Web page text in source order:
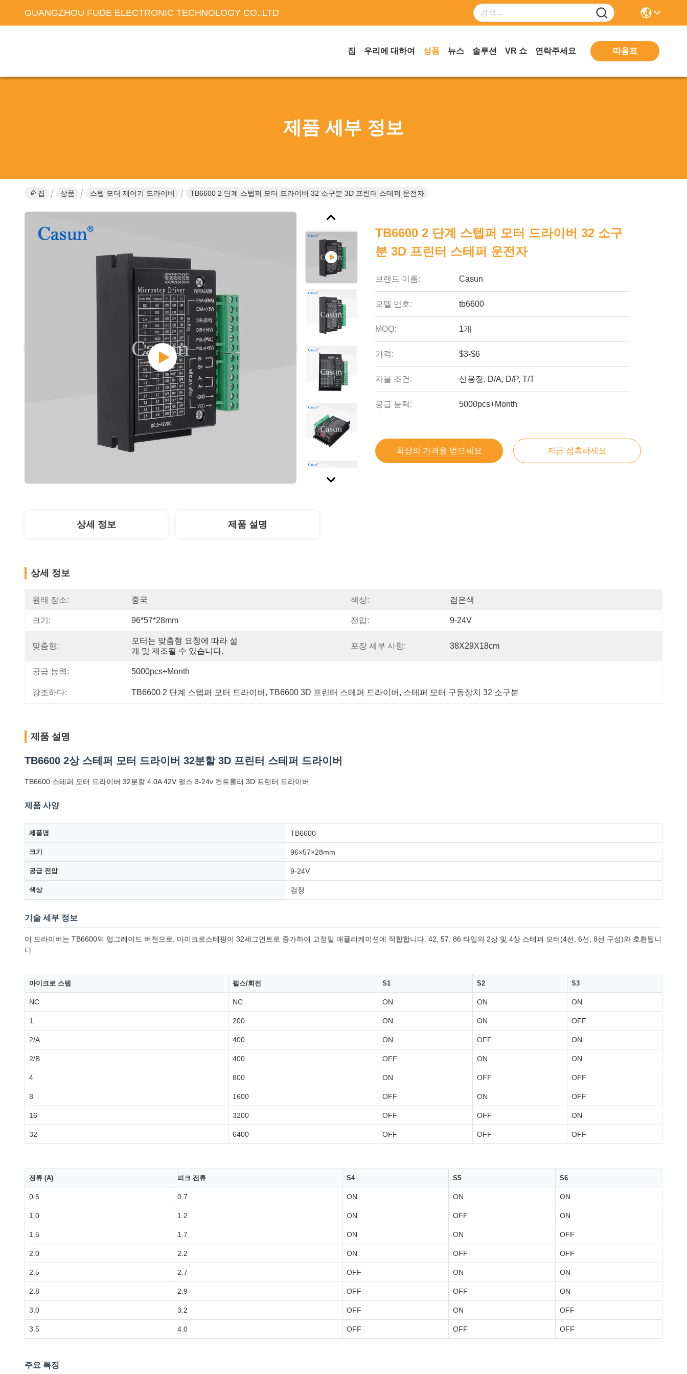
GUANGZHOU FUDE ELECTRONIC TECHNOLOGY CO.,LTD
집 우리에 대하여 상품 뉴스 솔루션 VR 쇼 연락주세요 따옴표
제품 세부 정보
집 상품 스텝 모터 제어기 드라이버 TB6600 2 단계 스텝퍼 모터 드라이버 32 소구분 3D 프린터 스테퍼 운전자
TB6600 2 단계 스텝퍼 모터 드라이버 32 소구
분 3D 프린터 스테퍼 운전자
브랜드 이름: Casun
모델 번호: tb6600
MOQ: 1개
가격: $3-$6
지불 조건: 신용장, D/A, D/P, T/T
공급 능력: 5000pcs+Month
최상의 가격을 얻으세요 지금 접촉하세요
상세 정보 제품 설명
상세 정보
원래 장소: 중국 색상: 검은색
크기: 96*57*28mm 전압: 9-24V
맞춤형:
모터는 맞춤형 요청에 따라 설
계 및 제조될 수 있습니다.
포장 세부 사항: 38X29X18cm
공급 능력: 5000pcs+Month
강조하다: TB6600 2 단계 스텝퍼 모터 드라이버 , TB6600 3D 프린터 스테퍼 드라이버 , 스테퍼 모터 구동장치 32 소구분
제품 설명
TB6600 2상 스테퍼 모터 드라이버 32분할 3D 프린터 스테퍼 드라이버
TB6600 스테퍼 모터 드라이버 32분할 4.0A 42V 펄스 3-24v 컨트롤러 3D 프린터 드라이버
제품 사양
제품명 TB6600
크기 96×57×28mm
공급 전압 9-24V
색상 검정
기술 세부 정보
이 드라이버는 TB6600의 업그레이드 버전으로, 마이크로스테핑이 32세그먼트로 증가하여 고정밀 애플리케이션에 적합합니다. 42, 57, 86 타입의 2상 및 4상 스테퍼 모터(4선, 6선, 8선 구성)와 호환됩니
다.
마이크로 스텝 펄스/회전 S1 S2 S3
NC NC ON ON ON
1 200 ON ON OFF
2/A 400 ON OFF ON
2/B 400 OFF ON ON
4 800 ON OFF OFF
8 1600 OFF ON OFF
16 3200 OFF OFF ON
32 6400 OFF OFF OFF
전류 (A) 피크 전류 S4 S5 S6
0.5 0.7 ON ON ON
1.0 1.2 ON OFF ON
1.5 1.7 ON ON OFF
2.0 2.2 ON OFF OFF
2.5 2.7 OFF ON ON
2.8 2.9 OFF OFF ON
3.0 3.2 OFF ON OFF
3.5 4.0 OFF OFF OFF
주요 특징